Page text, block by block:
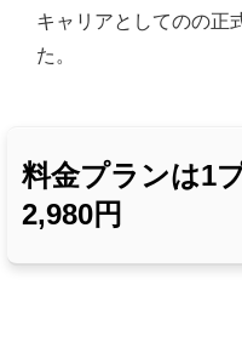
キャリアとしてのの正
た。
料金プランは1
2,980円